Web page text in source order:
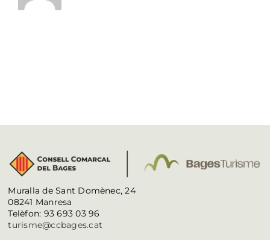
Muralla de Sant Domènec, 24
08241 Manresa
Telèfon: 93 693 03 96
turisme@ccbages.cat